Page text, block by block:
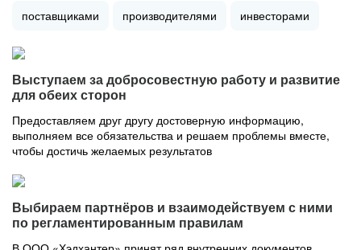
поставщиками производителями инвесторами
Выступаем за добросовестную работу и развитие
для обеих сторон
Предоставляем друг другу достоверную информацию,
выполняем все обязательства и решаем проблемы вместе,
чтобы достичь желаемых результатов
Выбираем партнёров и взаимодействуем с ними
по регламентированным правилам